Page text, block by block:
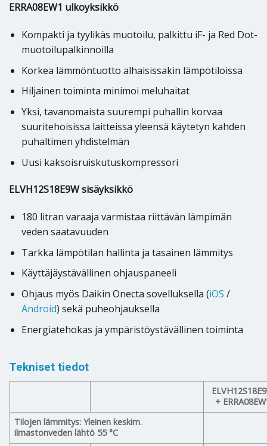
ERRA08EW1 ulkoyksikkö
Kompakti ja tyylikäs muotoilu, palkittu iF- ja Red Dot-
muotoilupalkinnoilla
Korkea lämmöntuotto alhaisissakin lämpötiloissa
Hiljainen toiminta minimoi meluhaitat
Yksi, tavanomaista suurempi puhallin korvaa
suuritehoisissa laitteissa yleensä käytetyn kahden
puhaltimen yhdistelmän
Uusi kaksoisruiskutuskompressori
ELVH12S18E9W sisäyksikkö
180 litran varaaja varmistaa riittävän lämpimän
veden saatavuuden
Tarkka lämpötilan hallinta ja tasainen lämmitys
Käyttäjäystävällinen ohjauspaneeli
Ohjaus myös Daikin Onecta sovelluksella (iOS /
Android) sekä puheohjauksella
Energiatehokas ja ympäristöystävällinen toiminta
Tekniset tiedot
+
Tilojen lämmitys: Yleinen keskim.
ilmastonveden lähtö 55 °C